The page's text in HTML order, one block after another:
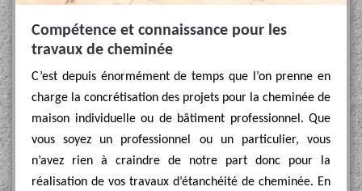
Compétence et connaissance pour les
travaux de cheminée
C’est depuis énormément de temps que l’on prenne en
charge la concrétisation des projets pour la cheminée de
maison individuelle ou de bâtiment professionnel. Que
vous soyez un professionnel ou un particulier, vous
n’avez rien à craindre de notre part donc pour la
réalisation de vos travaux d’étanchéité de cheminée. En